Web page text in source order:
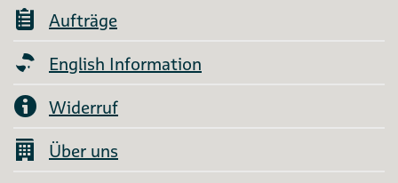
Aufträge
English Information
Widerruf
Über uns